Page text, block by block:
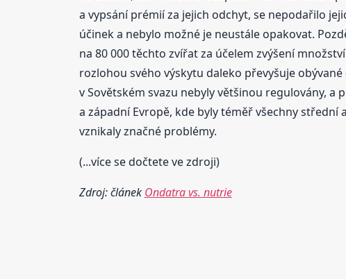
a vypsání prémií za jejich odchyt, se nepodařilo
účinek a nebylo možné je neustále opakovat.
na 80 000 těchto zvířat za účelem zvýšení
rozlohou svého výskytu daleko převyšuje obývané
v Sovětském svazu nebyly většinou regulovány,
a západní Evropě, kde byly téměř všechny
vznikaly značné problémy.
(...více se dočtete ve zdroji)
Zdroj: článek Ondatra vs. nutrie